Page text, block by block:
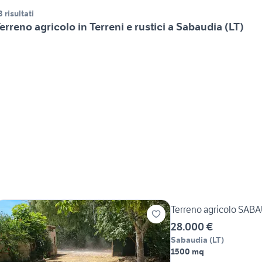
risultati
agricolo in Terreni e rustici a Sabaudia (LT)
Terreno agricolo
28.000 €
Sabaudia (LT)
1500 mq